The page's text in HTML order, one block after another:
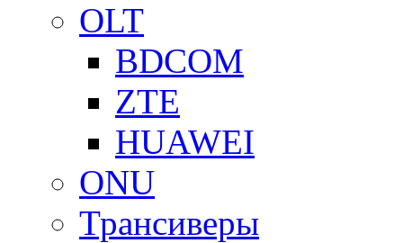
OLT
BDCOM
ZTE
HUAWEI
ONU
Трансиверы